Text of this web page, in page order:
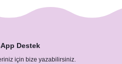
Masa Üstü İsim Kartları
Destek
için bize yazabilirsiniz.